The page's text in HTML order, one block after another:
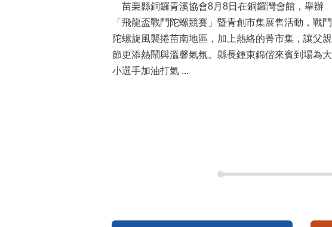
苗栗縣銅鑼青溪協會8月8日在銅鑼灣會館，舉辦
「飛龍盃戰鬥陀螺競賽」暨青創市集展售活動，戰鬥
陀螺旋風襲捲苗南地區，加上熱絡的菁市集，讓父親
節更添熱鬧與溫馨氣氛。縣長鍾東錦偕來賓到場為大
小選手加油打氣 ...